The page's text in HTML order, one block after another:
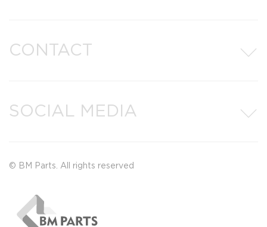
© BM Parts. All rights reserved
CONTACT
SOCIAL MEDIA